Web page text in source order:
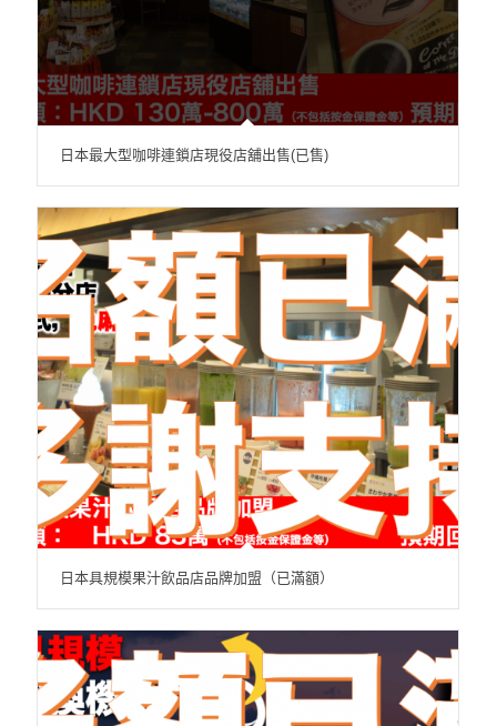
日本最大型咖啡連鎖店現役店舖出售(已售)
日本具規模果汁飲品店品牌加盟（已滿額）